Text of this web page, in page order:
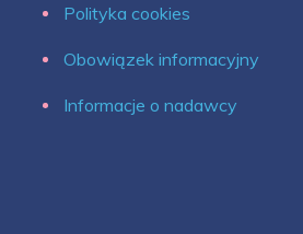
Polityka cookies
Obowiązek informacyjny
Informacje o nadawcy